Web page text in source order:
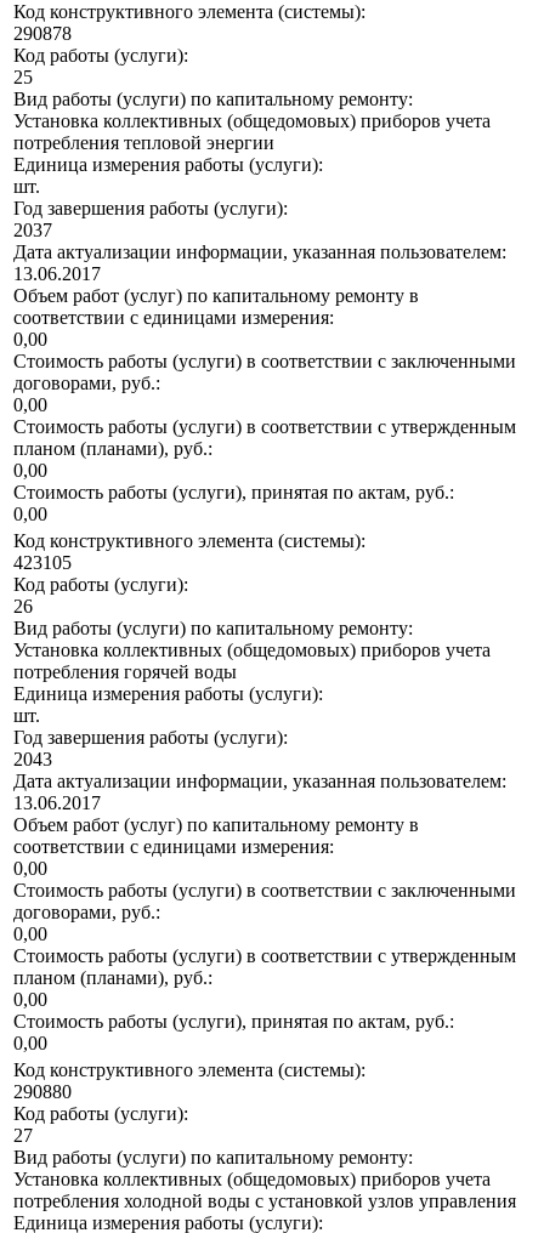
Код конструктивного элемента (системы):
290878
Код работы (услуги):
25
Вид работы (услуги) по капитальному ремонту:
Установка коллективных (общедомовых) приборов учета
потребления тепловой энергии
Единица измерения работы (услуги):
шт.
Год завершения работы (услуги):
2037
Дата актуализации информации, указанная пользователем:
13.06.2017
Объем работ (услуг) по капитальному ремонту в
соответствии с единицами измерения:
0,00
Стоимость работы (услуги) в соответствии с заключенными
договорами, руб.:
0,00
Стоимость работы (услуги) в соответствии с утвержденным
планом (планами), руб.:
0,00
Стоимость работы (услуги), принятая по актам, руб.:
0,00
Код конструктивного элемента (системы):
423105
Код работы (услуги):
26
Вид работы (услуги) по капитальному ремонту:
Установка коллективных (общедомовых) приборов учета
потребления горячей воды
Единица измерения работы (услуги):
шт.
Год завершения работы (услуги):
2043
Дата актуализации информации, указанная пользователем:
13.06.2017
Объем работ (услуг) по капитальному ремонту в
соответствии с единицами измерения:
0,00
Стоимость работы (услуги) в соответствии с заключенными
договорами, руб.:
0,00
Стоимость работы (услуги) в соответствии с утвержденным
планом (планами), руб.:
0,00
Стоимость работы (услуги), принятая по актам, руб.:
0,00
Код конструктивного элемента (системы):
290880
Код работы (услуги):
27
Вид работы (услуги) по капитальному ремонту:
Установка коллективных (общедомовых) приборов учета
потребления холодной воды с установкой узлов управления
Единица измерения работы (услуги):